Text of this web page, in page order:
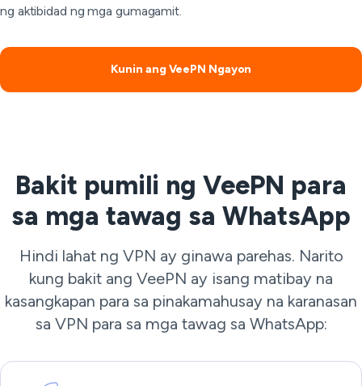
ng aktibidad ng mga gumagamit.
Kunin ang VeePN Ngayon
Bakit pumili ng VeePN para
sa mga tawag sa WhatsApp
Hindi lahat ng VPN ay ginawa parehas. Narito
kung bakit ang VeePN ay isang matibay na
kasangkapan para sa pinakamahusay na karanasan
sa VPN para sa mga tawag sa WhatsApp: